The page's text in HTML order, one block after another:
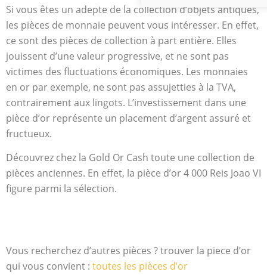
Si vous êtes un adepte de la collection d’objets antiques,
les pièces de monnaie peuvent vous intéresser. En effet,
ce sont des pièces de collection à part entière. Elles
jouissent d’une valeur progressive, et ne sont pas
victimes des fluctuations économiques. Les monnaies
en or par exemple, ne sont pas assujetties à la TVA,
contrairement aux lingots. L’investissement dans une
pièce d’or représente un placement d’argent assuré et
fructueux.
Découvrez chez la Gold Or Cash toute une collection de
pièces anciennes. En effet, la pièce d’or 4 000 Reis Joao VI
figure parmi la sélection.
Vous recherchez d’autres pièces ? trouver la piece d’or
qui vous convient : toutes les pièces d’or